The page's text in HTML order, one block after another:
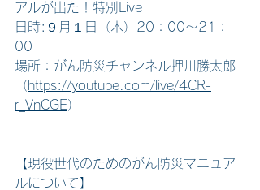
アルが出た！特別Live
日時:９月１日（木）20：00～21：
00
場所：がん防災チャンネル押川勝太郎
（https://youtube.com/live/4CR-
r_VnCGE）
【現役世代のためのがん防災マニュア
ルについて】